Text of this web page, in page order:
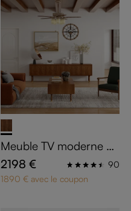
Meuble TV moderne de
160 cm avec Table Bas
se
2198 €
90
1890 € avec le coupon